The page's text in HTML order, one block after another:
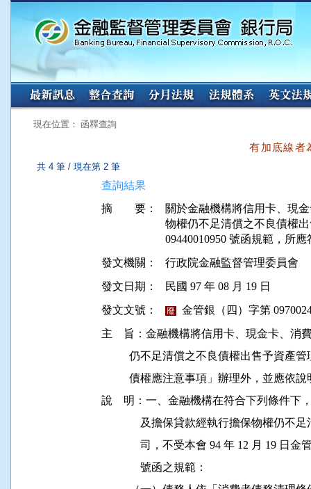
:::
現在位置： 函釋查詢
有加底線者
共 4 筆 / 現在第 2 筆
查詢結果
摘 要：
關於金融機構將信用卡、現
物權仍不足清償之不良債權
發文機關：
行政院金融監督管理委員會
發文日期：
民國 97 年 08 月 19 日
發文文號：
廢
金管銀（四）字第
主    旨：金融機構將信用卡、現金卡、消
仍不足清償之不良債權出售予資
債權應注意事項」辦理外，並應依
說    明：一、金融機構在符合下列條件下
及擔保貸款經執行擔保物權仍
司，不受本會 94 年 12 月 19
              號函之規範：